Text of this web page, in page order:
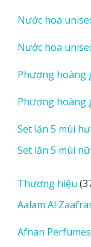
Nước hoa
Nước hoa
Phượng hoàng
Phượng hoàng
Set lăn 5 mùi
Set lăn 5 mùi
Thương hiệu
Aalam Al
Afnan Perfumes